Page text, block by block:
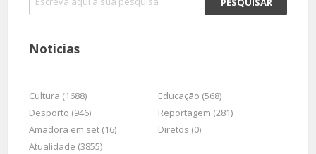
Noticias
Cultura (1688)
Educação (568)
Desporto (946)
Reportagem (281)
Amadora em set (16)
Diretos (0)
Atualidade (3855)